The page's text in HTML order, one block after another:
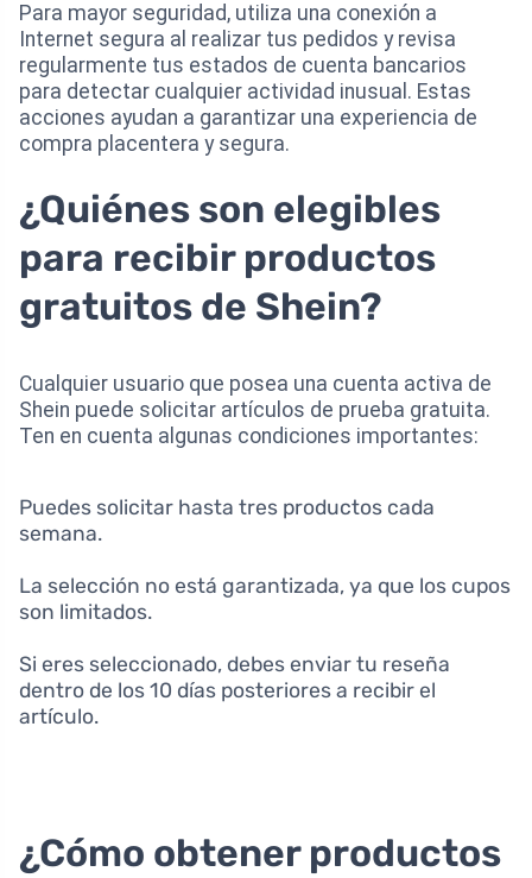
Para mayor seguridad, utiliza una conexión a
Internet segura al realizar tus pedidos y revisa
regularmente tus estados de cuenta bancarios
para detectar cualquier actividad inusual. Estas
acciones ayudan a garantizar una experiencia de
compra placentera y segura.
¿Quiénes son elegibles
para recibir productos
gratuitos de Shein?
Cualquier usuario que posea una cuenta activa de
Shein puede solicitar artículos de prueba gratuita.
Ten en cuenta algunas condiciones importantes:
Puedes solicitar hasta tres productos cada
semana.
La selección no está garantizada, ya que los cupos
son limitados.
Si eres seleccionado, debes enviar tu reseña
dentro de los 10 días posteriores a recibir el
artículo.
¿Cómo obtener productos